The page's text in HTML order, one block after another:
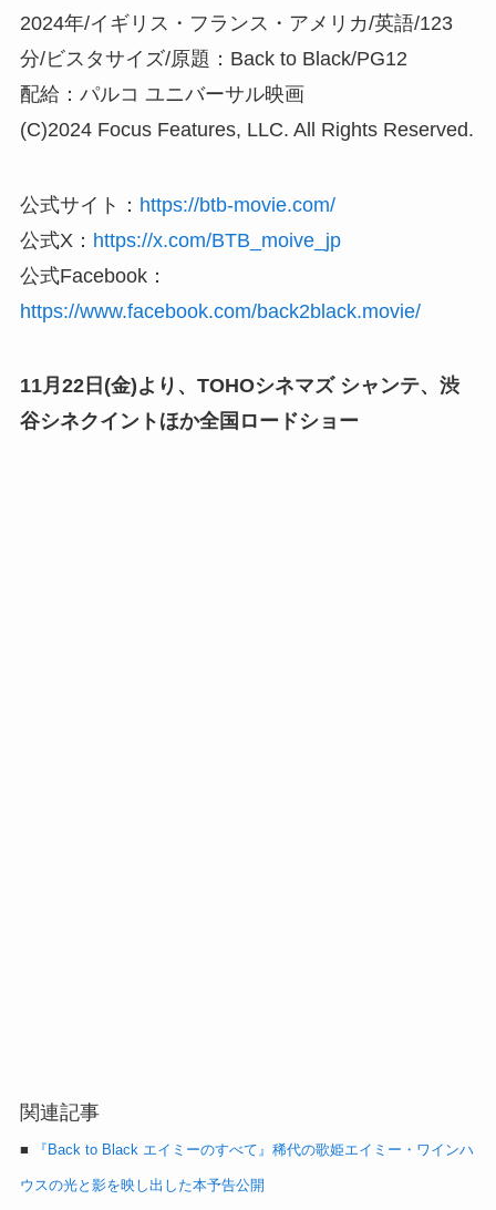
2024年/イギリス・フランス・アメリカ/英語/123
分/ビスタサイズ/原題：Back to Black/PG12
配給：パルコ ユニバーサル映画
(C)2024 Focus Features, LLC. All Rights Reserved.
公式サイト： https://btb-movie.com/
公式X： https://x.com/BTB_moive_jp
公式Facebook：
https://www.facebook.com/back2black.movie/
11月22日(金)より、TOHOシネマズ シャンテ、渋
谷シネクイントほか全国ロードショー
関連記事
■ 『Back to Black エイミーのすべて』稀代の歌姫エイミー・ワインハ
ウスの光と影を映し出した本予告公開